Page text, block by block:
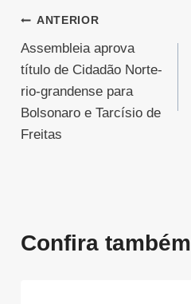
Navegação
de
Post
ANTERIOR
Assembleia aprova
título de Cidadão Norte-
rio-grandense para
Bolsonaro e Tarcísio de
Freitas
Confira também